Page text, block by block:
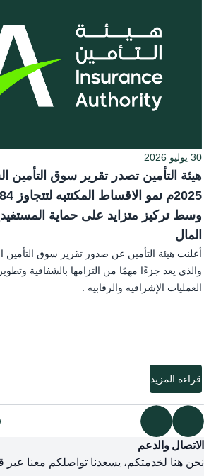
30 يوليو 2026
هيئة التأمين تصدر تقرير سوق التأمين
وسط تركيز متزايد على حماية
المال
والذي يعد جزءًا مهمًا من التزامها بالشفافية
العمليات الإشرافيه والرقابيه .
قراءة المزيد
الاتصال والدعم
نحن هنا لخدمتكم، يسعدنا تواصلكم معنا عبر